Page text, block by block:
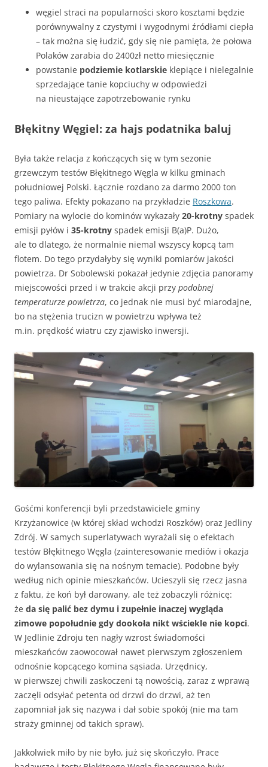
węgiel straci na popularności skoro kosztami będzie
porównywalny z czystymi i wygodnymi źródłami ciepła
– tak można się łudzić, gdy się nie pamięta, że połowa
Polaków zarabia do 2400zł netto miesięcznie
powstanie podziemie kotlarskie klepiące i nielegalnie
sprzedające tanie kopciuchy w odpowiedzi
na nieustające zapotrzebowanie rynku
Błękitny Węgiel: za hajs podatnika baluj
Była także relacja z kończących się w tym sezonie
grzewczym testów Błękitnego Węgla w kilku gminach
południowej Polski. Łącznie rozdano za darmo 2000 ton
tego paliwa. Efekty pokazano na przykładzie Roszkowa.
Pomiary na wylocie do kominów wykazały 20-krotny spadek
emisji pyłów i 35-krotny spadek emisji B(a)P. Dużo,
ale to dlatego, że normalnie niemal wszyscy kopcą tam
flotem. Do tego przydałyby się wyniki pomiarów jakości
powietrza. Dr Sobolewski pokazał jedynie zdjęcia panoramy
miejscowości przed i w trakcie akcji przy podobnej
temperaturze powietrza, co jednak nie musi być miarodajne,
bo na stężenia trucizn w powietrzu wpływa też
m.in. prędkość wiatru czy zjawisko inwersji.
Gośćmi konferencji byli przedstawiciele gminy
Krzyżanowice (w której skład wchodzi Roszków) oraz Jedliny
Zdrój. W samych superlatywach wyrażali się o efektach
testów Błękitnego Węgla (zainteresowanie mediów i okazja
do wylansowania się na nośnym temacie). Podobne były
według nich opinie mieszkańców. Ucieszyli się rzecz jasna
z faktu, że koń był darowany, ale też zobaczyli różnicę:
że da się palić bez dymu i zupełnie inaczej wygląda
zimowe popołudnie gdy dookoła nikt wściekle nie kopci.
W Jedlinie Zdroju ten nagły wzrost świadomości
mieszkańców zaowocował nawet pierwszym zgłoszeniem
odnośnie kopcącego komina sąsiada. Urzędnicy,
w pierwszej chwili zaskoczeni tą nowością, zaraz z wprawą
zaczęli odsyłać petenta od drzwi do drzwi, aż ten
zapomniał jak się nazywa i dał sobie spokój (nie ma tam
straży gminnej od takich spraw).
Jakkolwiek miło by nie było, już się skończyło. Prace